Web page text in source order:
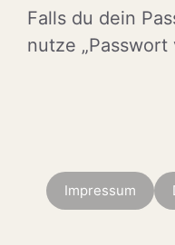
Falls du dein
nutze „Passwort
Impressum